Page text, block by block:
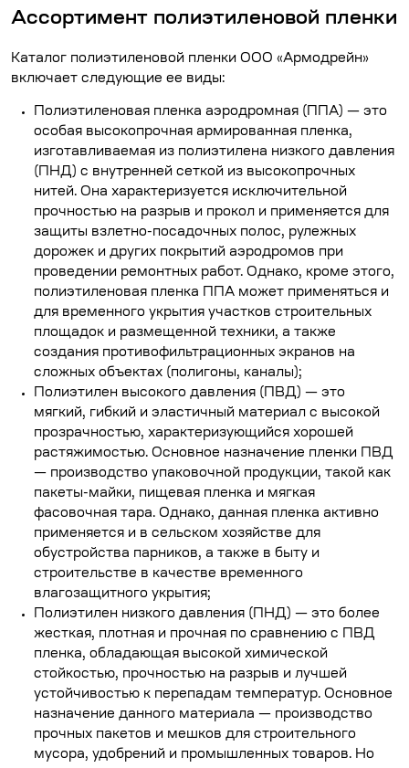
Ассортимент полиэтиленовой пленки
Каталог полиэтиленовой пленки ООО «Армодрейн»
включает следующие ее виды:
Полиэтиленовая пленка аэродромная (ППА) — это
особая высокопрочная армированная пленка,
изготавливаемая из полиэтилена низкого давления
(ПНД) с внутренней сеткой из высокопрочных
нитей. Она характеризуется исключительной
прочностью на разрыв и прокол и применяется для
защиты взлетно-посадочных полос, рулежных
дорожек и других покрытий аэродромов при
проведении ремонтных работ. Однако, кроме этого,
полиэтиленовая пленка ППА может применяться и
для временного укрытия участков строительных
площадок и размещенной техники, а также
создания противофильтрационных экранов на
сложных объектах (полигоны, каналы);
Полиэтилен высокого давления (ПВД) — это
мягкий, гибкий и эластичный материал с высокой
прозрачностью, характеризующийся хорошей
растяжимостью. Основное назначение пленки ПВД
— производство упаковочной продукции, такой как
пакеты-майки, пищевая пленка и мягкая
фасовочная тара. Однако, данная пленка активно
применяется и в сельском хозяйстве для
обустройства парников, а также в быту и
строительстве в качестве временного
влагозащитного укрытия;
Полиэтилен низкого давления (ПНД) — это более
жесткая, плотная и прочная по сравнению с ПВД
пленка, обладающая высокой химической
стойкостью, прочностью на разрыв и лучшей
устойчивостью к перепадам температур. Основное
назначение данного материала — производство
прочных пакетов и мешков для строительного
мусора, удобрений и промышленных товаров. Но